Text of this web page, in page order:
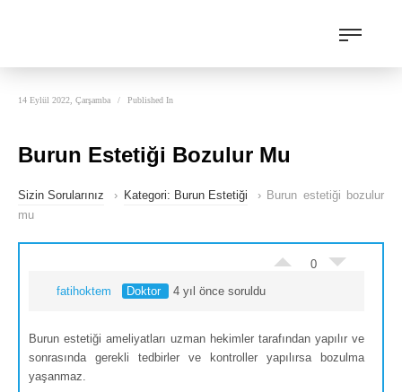
14 Eylül 2022, Çarşamba / Published In
Burun Estetiği Bozulur Mu
Sizin Sorularınız › Kategori: Burun Estetiği › Burun estetiği bozulur
mu
0
fatihoktem
Doktor 4 yıl önce soruldu
Burun estetiği ameliyatları uzman hekimler tarafından yapılır ve
sonrasında gerekli tedbirler ve kontroller yapılırsa bozulma
yaşanmaz.